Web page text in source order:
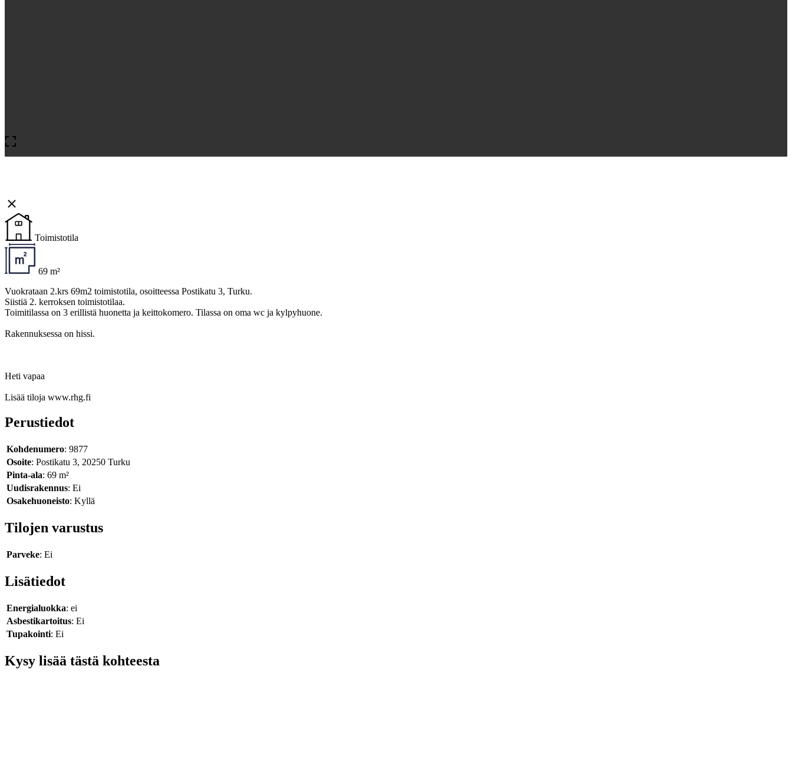
Toimistotila
69 m²
Vuokrataan 2.krs 69m2 toimistotila, osoitteessa Postikatu 3, Turku.
Siistiä 2. kerroksen toimistotilaa.
Toimitilassa on 3 erillistä huonetta ja keittokomero. Tilassa on oma wc ja kylpyhuone.
Rakennuksessa on hissi.
Heti vapaa
Lisää tiloja www.rhg.fi
Perustiedot
Kohdenumero: 9877
Osoite: Postikatu 3, 20250 Turku
Pinta-ala: 69 m²
Uudisrakennus: Ei
Osakehuoneisto: Kyllä
Tilojen varustus
Parveke: Ei
Lisätiedot
Energialuokka: ei
Asbestikartoitus: Ei
Tupakointi: Ei
Kysy lisää tästä kohteesta